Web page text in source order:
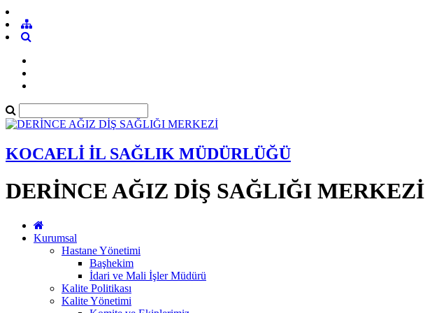
KOCAELİ İL SAĞLIK MÜDÜRLÜĞÜ
DERİNCE AĞIZ DİŞ SAĞLIĞI MERKEZİ
Kurumsal
Hastane Yönetimi
Başhekim
İdari ve Mali İşler Müdürü
Kalite Politikası
Kalite Yönetimi